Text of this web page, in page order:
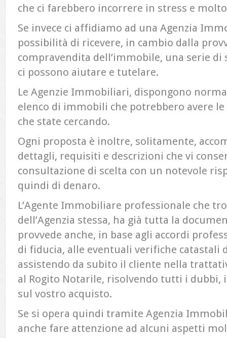
che ci farebbero incorrere in stress e
Se invece ci affidiamo ad una Agenzia
possibilità di ricevere, in cambio dalla
compravendita dell’immobile, una serie di
ci possono aiutare e tutelare.
Le Agenzie Immobiliari, dispongono
elenco di immobili che potrebbero avere
che state cercando.
Ogni proposta è inoltre, solitamente,
dettagli, requisiti e descrizioni che vi
consultazione di scelta con un notevole
quindi di denaro.
L’Agente Immobiliare professionale che
dell’Agenzia stessa, ha già tutta la
provvede anche, in base agli accordi
di fiducia, alle eventuali verifiche catastali
assistendo da subito il cliente nella
al Rogito Notarile, risolvendo tutti i dubbi,
sul vostro acquisto.
Se si opera quindi tramite Agenzia
anche fare attenzione ad alcuni aspetti